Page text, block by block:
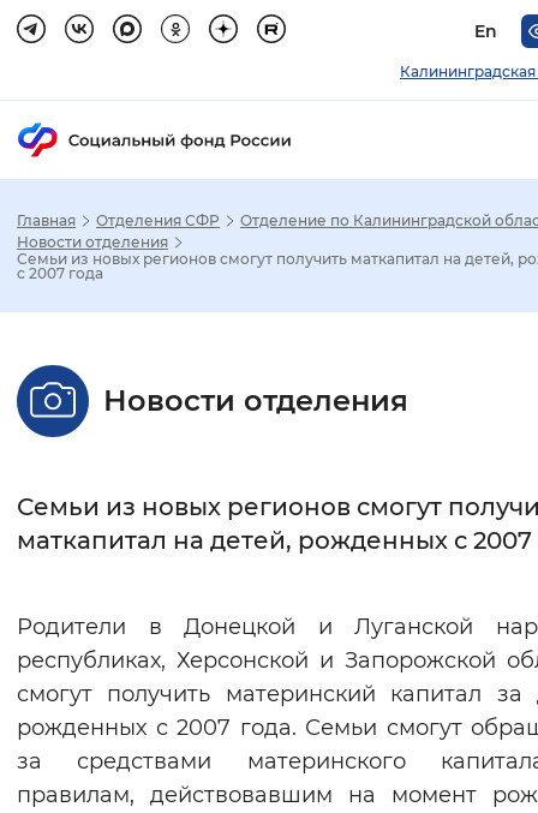
En
Стандартный Увеличенный
Без засечек С засечками
Нормальный Увеличенный
Цвет сайта
Монохромный Инверсивный
Синий фон
Главная Отделения СФР
Отделение по Калининградской
Новости отделения
Семьи из новых регионов смогут получить маткапитал на детей,
с 2007 года
Новости отделения
Семьи из новых регионов смогут
маткапитал на детей, рожденных с 2007
Родители в Донецкой и Луганской
республиках, Херсонской и Запорожской
смогут получить материнский капитал за
рожденных с 2007 года. Семьи смогут
за средствами материнского
правилам, действовавшим на момент